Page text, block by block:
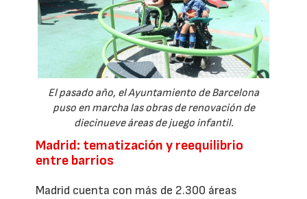
El pasado año, el Ayuntamiento de Barcelona
puso en marcha las obras de renovación de
diecinueve áreas de juego infantil.
Madrid: tematización y reequilibrio
entre barrios
Madrid cuenta con más de 2.300 áreas